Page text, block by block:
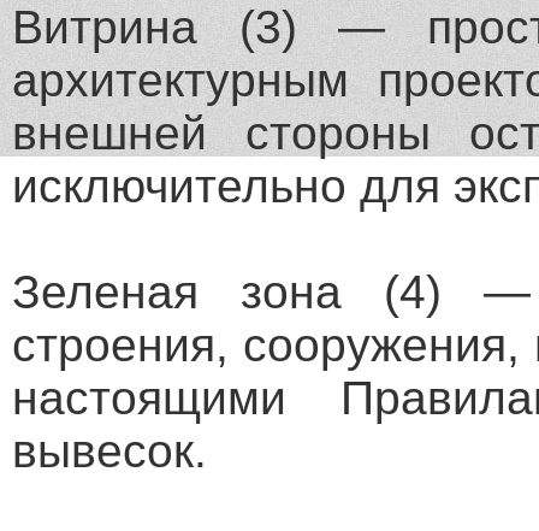
Витрина (3) —
архитектурным
внешней стороны
исключительно для
Зеленая зона (4) —
строения, сооружения,
настоящими
вывесок.